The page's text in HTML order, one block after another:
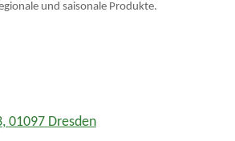
und saisonale Produkte.
, 01097 Dresden